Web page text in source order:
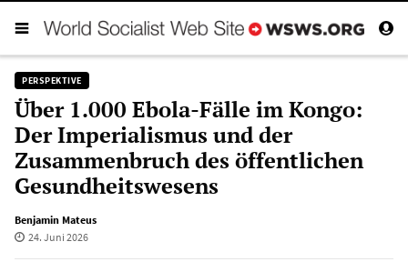
PERSPEKTIVE
Über 1.000 Ebola-Fälle im Kongo:
Der Imperialismus und der
Zusammenbruch des öffentlichen
Gesundheitswesens
Benjamin Mateus
24. Juni 2026